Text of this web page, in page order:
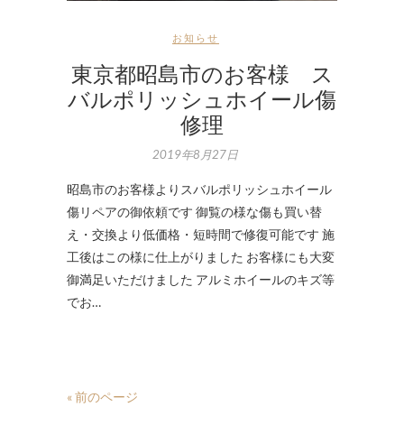
お知らせ
東京都昭島市のお客様 ス
バルポリッシュホイール傷
修理
2019年8月27日
昭島市のお客様よりスバルポリッシュホイール
傷リペアの御依頼です 御覧の様な傷も買い替
え・交換より低価格・短時間で修復可能です 施
工後はこの様に仕上がりました お客様にも大変
御満足いただけました アルミホイールのキズ等
でお…
« 前のページ